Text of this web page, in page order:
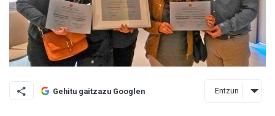
Gehitu gaitzazu Googlen Entzun